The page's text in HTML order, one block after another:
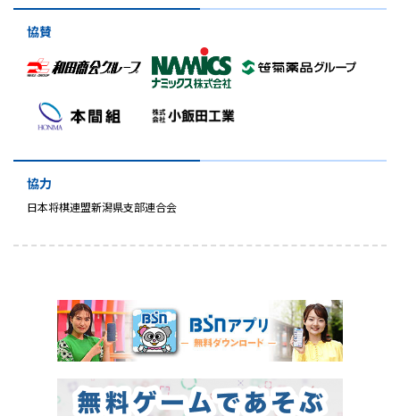
協賛
協力
日本将棋連盟新潟県支部連合会